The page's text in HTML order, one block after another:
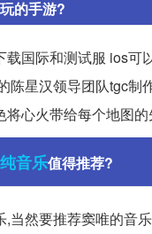
的手游?
载国际和测试服 ios可
陈星汉领导团队tgc制
心火带给每个地图的
纯音乐值得推荐?
,当然要推荐窦唯的音